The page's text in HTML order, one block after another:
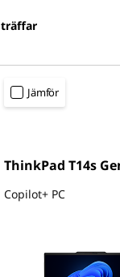
träffar
Jämför
ThinkPad T14s
Copilot+ PC